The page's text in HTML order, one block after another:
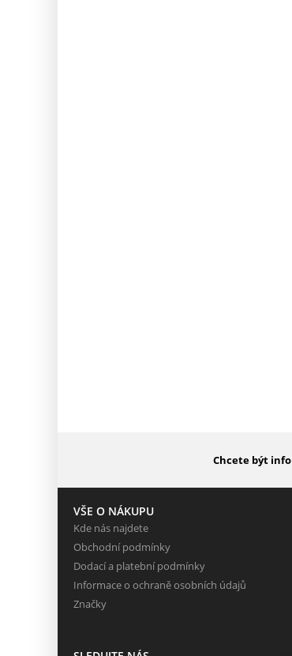
Chcete být
VŠE O NÁKUPU
Kde nás najdete
Obchodní podmínky
Dodací a platební podmínky
Informace o ochraně osobních údajů
Značky